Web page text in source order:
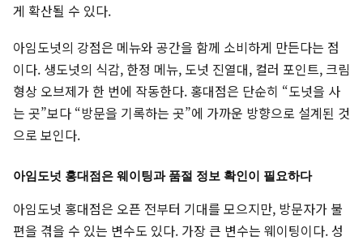
게 확산될 수 있다.
아임도넛의 강점은 메뉴와 공간을 함께 소비하게 만든다는 점
이다. 생도넛의 식감, 한정 메뉴, 도넛 진열대, 컬러 포인트, 크림
형상 오브제가 한 번에 작동한다. 홍대점은 단순히 “도넛을 사
는 곳”보다 “방문을 기록하는 곳”에 가까운 방향으로 설계된 것
으로 보인다.
아임도넛 홍대점은 웨이팅과 품절 정보 확인이 필요하다
아임도넛 홍대점은 오픈 전부터 기대를 모으지만, 방문자가 불
편을 겪을 수 있는 변수도 있다. 가장 큰 변수는 웨이팅이다. 성